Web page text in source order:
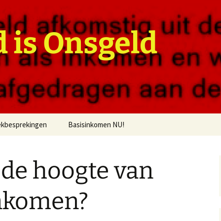
is Onsgeld
Basisinkomen NU!
hoogte van